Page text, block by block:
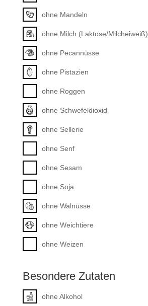
ohne Mandeln
ohne Milch (Laktose/Milcheiweiß)
ohne Pecannüsse
ohne Pistazien
ohne Roggen
ohne Schwefeldioxid
ohne Sellerie
ohne Senf
ohne Sesam
ohne Soja
ohne Walnüsse
ohne Weichtiere
ohne Weizen
Besondere Zutaten
ohne Alkohol